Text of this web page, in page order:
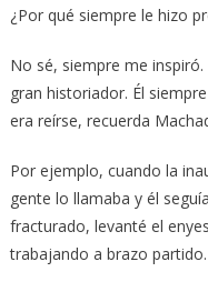
¿Por qué siempre le hizo
No sé, siempre me
gran historiador. Él
era reírse, recuerda
Por ejemplo, cuando la
gente lo llamaba y él
fracturado, levanté el
trabajando a brazo partido.